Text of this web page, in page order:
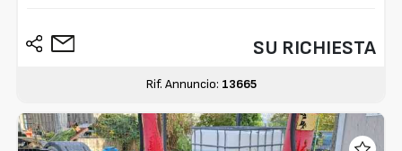
SU RICHIESTA
Rif. Annuncio: 13665